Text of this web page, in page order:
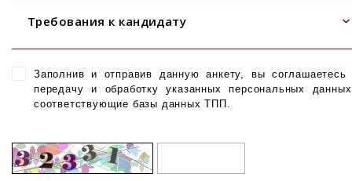
Требования к кандидату
Заполнив и отправив данную анкету, вы соглашаетесь
передачу и обработку указанных персональных
соответствующие базы данных ТПП.